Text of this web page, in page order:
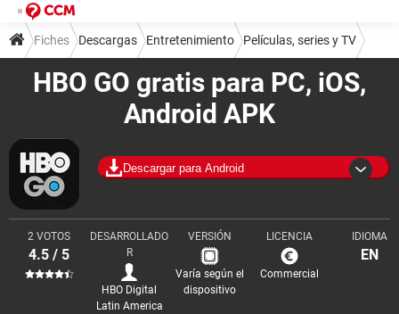
HBO GO gratis para PC, iOS,
Android APK
Descargar para Android
2 VOTOS
4.5 / 5
DESARROLLADO
R
HBO Digital
Latin America
VERSIÓN
Varía según el
dispositivo
LICENCIA
Commercial
IDIOMA
EN
Fiches Descargas Entretenimiento Películas, series y TV